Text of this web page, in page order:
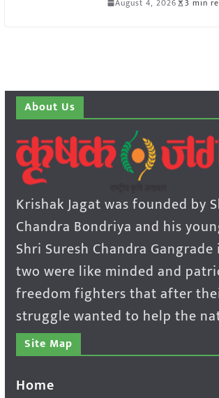
About Us
Krishak Jagat was founded by
Chandra Bondriya and his
Shri Suresh Chandra Gangrade
two were like minded and
freedom fighters that after
struggle wanted to help the
Site Map
Home